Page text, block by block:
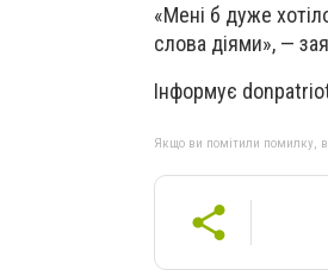
«Мені б дуже
слова діями», —
Інформує
Якщо ви помітили помилку,